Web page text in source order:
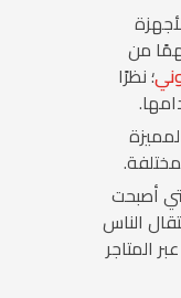
من
؛ نظرًا
أصبحت
الناس
المتاجر